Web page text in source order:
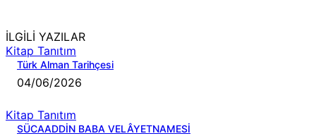
İLGİLİ YAZILAR
Kitap Tanıtım
Türk Alman Tarihçesi
04/06/2026
Kitap Tanıtım
SÜCAADDİN BABA VELÂYETNAMESİ